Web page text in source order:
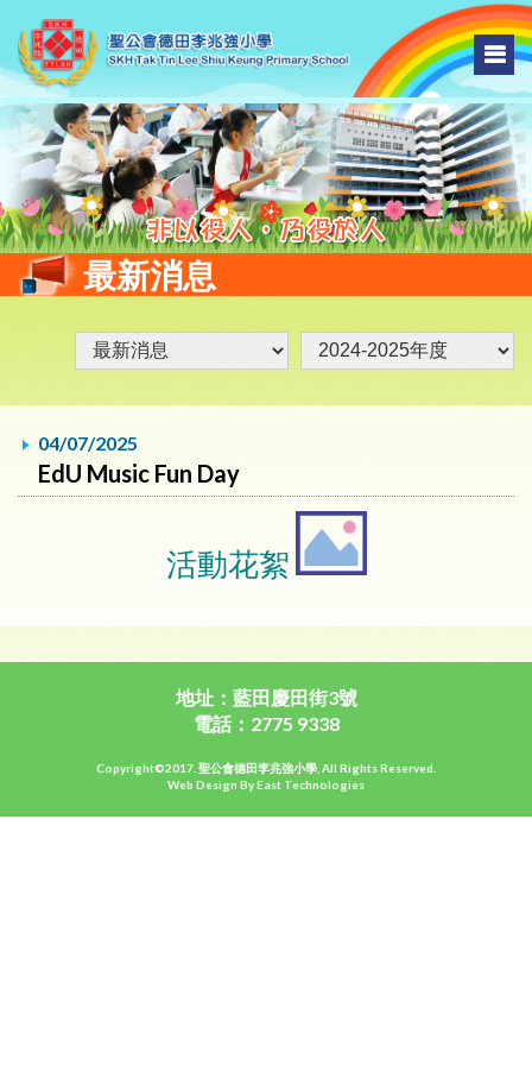
最新消息
04/07/2025
EdU Music Fun Day
活動花絮
地址：藍田慶田街3號
電話：2775 9338
Copyright©2017. 聖公會德田李兆強小學, All Rights Reserved.
Web Design By East Technologies